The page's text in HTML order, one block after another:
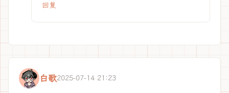
回复
白歌2025-07-14 21:23